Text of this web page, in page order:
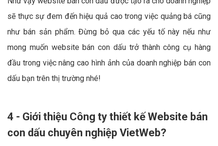
sẽ thực sự đem đến hiệu quả cao trong việc quảng bá cũng
như bán sản phẩm. Đừng bỏ qua các yếu tố này nếu như
mong muốn website bán con dấu trở thành công cụ hàng
đầu trong việc nâng cao hình ảnh của doanh nghiệp bán con
dấu bạn trên thị trường nhé!
4 - Giới thiệu Công ty thiết kế Website bán
con dấu chuyên nghiệp VietWeb?